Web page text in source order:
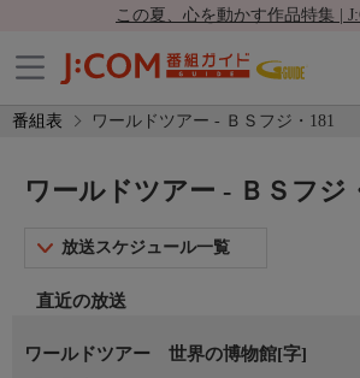
この夏、心を動かす作品特集 |
番組表 ワールドツアー - ＢＳフジ・181
ワールドツアー - ＢＳフジ
放送スケジュール一覧
直近の放送
ワールドツアー 世界の博物館[字]